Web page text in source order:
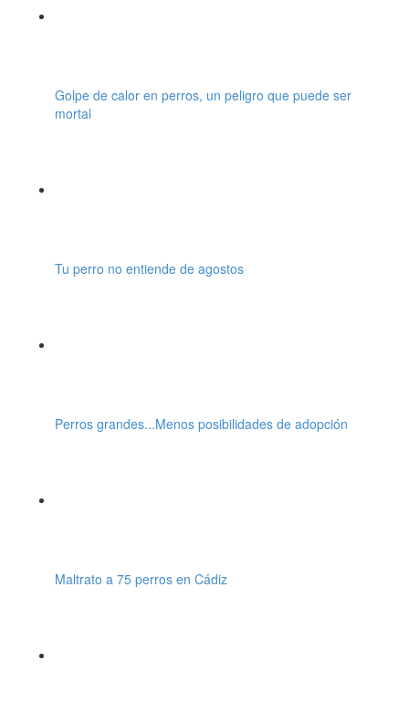
Golpe de calor en perros, un peligro que puede ser
mortal
Tu perro no entiende de agostos
Perros grandes...Menos posibilidades de adopción
Maltrato a 75 perros en Cádiz